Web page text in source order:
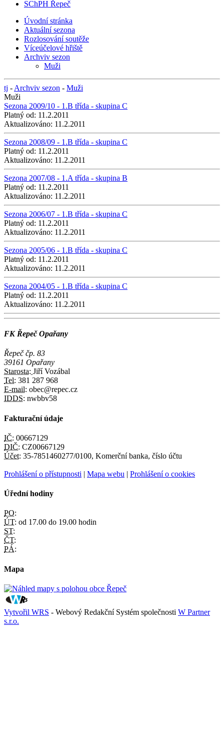
SChPH Řepeč
Úvodní stránka
Aktuální sezona
Rozlosování soutěže
Víceúčelové hřiště
Archviv sezon
Muži
tj - Archviv sezon - Muži
Muži
Sezona 2009/10 - 1.B třída - skupina C
Platný od: 11.2.2011
Aktualizováno: 11.2.2011
Sezona 2008/09 - 1.B třída - skupina C
Platný od: 11.2.2011
Aktualizováno: 11.2.2011
Sezona 2007/08 - 1.A třída - skupina B
Platný od: 11.2.2011
Aktualizováno: 11.2.2011
Sezona 2006/07 - 1.B třída - skupina C
Platný od: 11.2.2011
Aktualizováno: 11.2.2011
Sezona 2005/06 - 1.B třída - skupina C
Platný od: 11.2.2011
Aktualizováno: 11.2.2011
Sezona 2004/05 - 1.B třída - skupina C
Platný od: 11.2.2011
Aktualizováno: 11.2.2011
FK Řepeč Opařany
Řepeč čp. 83
39161 Opařany
Starosta: Jiří Vozábal
Tel: 381 287 968
E-mail: obec@repec.cz
IDDS: nwbbv58
Fakturační údaje
IČ: 00667129
DIČ: CZ00667129
Účet: 35-7851460277/0100, Komerční banka, číslo účtu
Prohlášení o přístupnosti | Mapa webu | Prohlášení o cookies
Úřední hodiny
PO:
ÚT: od 17.00 do 19.00 hodin
ST:
ČT:
PÁ:
Mapa
Vytvořil WRS - Webový Redakční Systém společnosti W Partner
s.r.o.